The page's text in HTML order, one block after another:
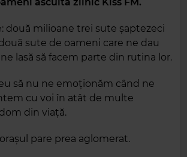
două milioane trei sute șaptezeci
sute de oameni care ne dau
ne lasă să facem parte din rutina lor.
să nu ne emoționăm când ne
cu voi în atât de multe
din viață.
pare prea aglomerat.